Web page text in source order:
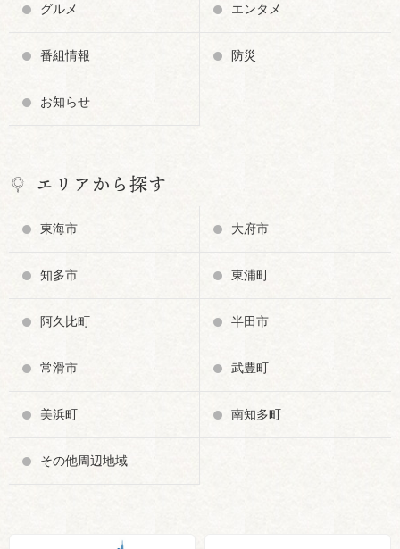
グルメ エンタメ
番組情報 防災
お知らせ
エリアから探す
東海市 大府市
知多市 東浦町
阿久比町 半田市
常滑市 武豊町
美浜町 南知多町
その他周辺地域